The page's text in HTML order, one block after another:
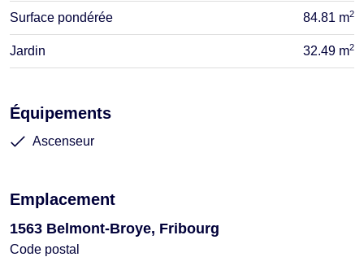
Surface pondérée 84.81 m2
Jardin 32.49 m2
Équipements
Ascenseur
Emplacement
1563 Belmont-Broye, Fribourg
Code postal